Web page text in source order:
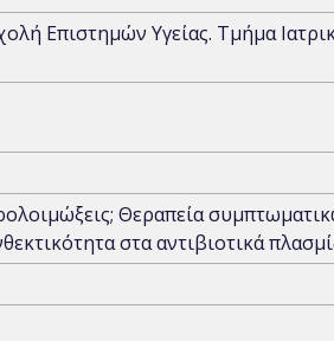
Επιστημών Υγείας. Τμήμα
Θεραπεία
στα αντιβιοτικά